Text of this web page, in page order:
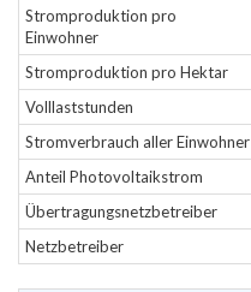
Stromproduktion pro
Einwohner
Stromproduktion pro Hektar
Volllaststunden
Stromverbrauch aller Einwohner
Anteil Photovoltaikstrom
Übertragungsnetzbetreiber
Netzbetreiber